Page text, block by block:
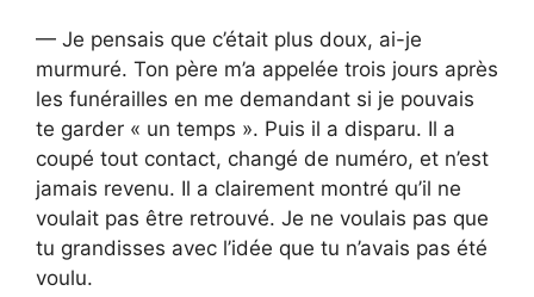
— Je pensais que c’était plus doux, ai-je
murmuré. Ton père m’a appelée trois jours après
les funérailles en me demandant si je pouvais
te garder « un temps ». Puis il a disparu. Il a
coupé tout contact, changé de numéro, et n’est
jamais revenu. Il a clairement montré qu’il ne
voulait pas être retrouvé. Je ne voulais pas que
tu grandisses avec l’idée que tu n’avais pas été
voulu.